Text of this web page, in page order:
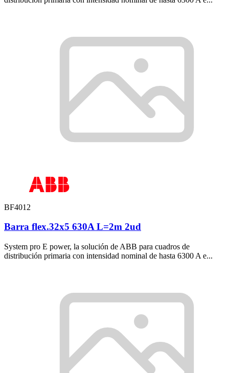
BF4012
Barra flex.32x5 630A L=2m 2ud
System pro E power, la solución de ABB para cuadros de
distribución primaria con intensidad nominal de hasta 6300 A e...